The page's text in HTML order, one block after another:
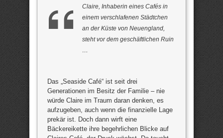
Claire, Inhaberin eines Cafés in
einem verschlafenen Städtchen
an der Küste von Neuengland,
steht vor dem geschäftlichen Ruin
…
Das „Seaside Café“ ist seit drei
Generationen im Besitz der Familie – nie
würde Claire im Traum daran denken, es
aufzugeben, auch wenn die finanzielle Lage
prekär ist. Doch dann wirft eine
Bäckereikette ihre begehrlichen Blicke auf